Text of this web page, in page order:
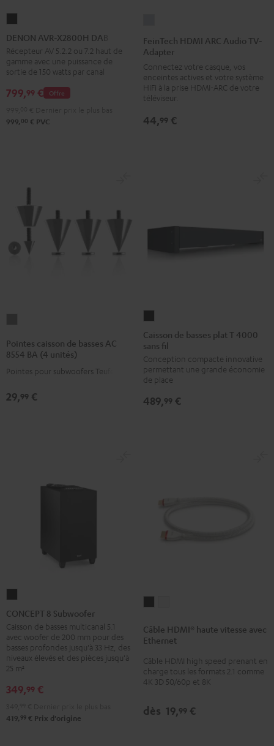
AVR-
X2800H
DAB
Noir
DENON AVR-X2800H DAB
Récepteur AV 5.2.2 ou 7.2 haut de
gamme avec une puissance de
sortie de 150 watts par canal
Offre
799,99 €
999, 00 € PVC
HDMI
ARC
Audio
TV-
Adapter
FeinTech HDMI ARC Audio TV-
Adapter
Connectez votre casque, vos
enceintes actives et votre système
HiFi à la prise HDMI-ARC de votre
téléviseur.
44,99 €
de
8554
Pointes caisson de basses AC
8554 BA (4 unités)
Pointes pour subwoofers Teufel
29,99 €
basses
plat
T
sans
Caisson de basses plat T 4000
sans fil
Conception compacte innovative
permettant une grande économie
de place
489,99 €
8
Subwoofer
Noir
CONCEPT 8 Subwoofer
Caisson de basses multicanal 5.1
avec woofer de 200 mm pour des
basses profondes jusqu'à 33 Hz, des
niveaux élevés et des pièces jusqu'à
25 m²
349,99 €
419, 99 € Prix d'origine
haute
vitesse
avec
Ethernet
haute
vitesse
avec
Ethernet
Câble HDMI® haute vitesse avec
Ethernet
Câble HDMI high speed prenant en
charge tous les formats 2.1 comme
4K 3D 50/60p et 8K
dès 19,99 €